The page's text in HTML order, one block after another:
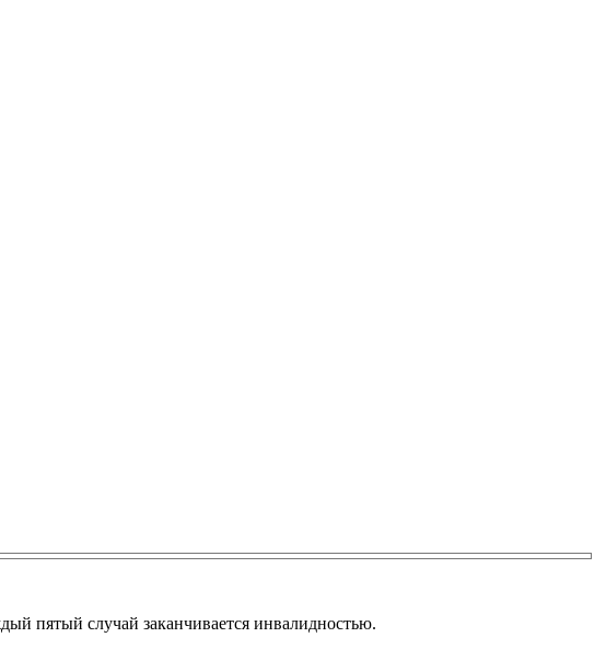
пятый случай заканчивается инвалидностью.